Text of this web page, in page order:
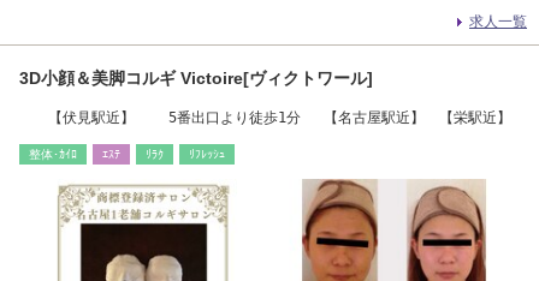
求人一覧
3D小顔＆美脚コルギ Victoire[ヴィクトワール]
【伏見駅近】 5番出口より徒歩1分 【名古屋駅近】 【栄駅近】
整体･ｶｲﾛ ｴｽﾃ ﾘﾗｸ ﾘﾌﾚｯｼｭ